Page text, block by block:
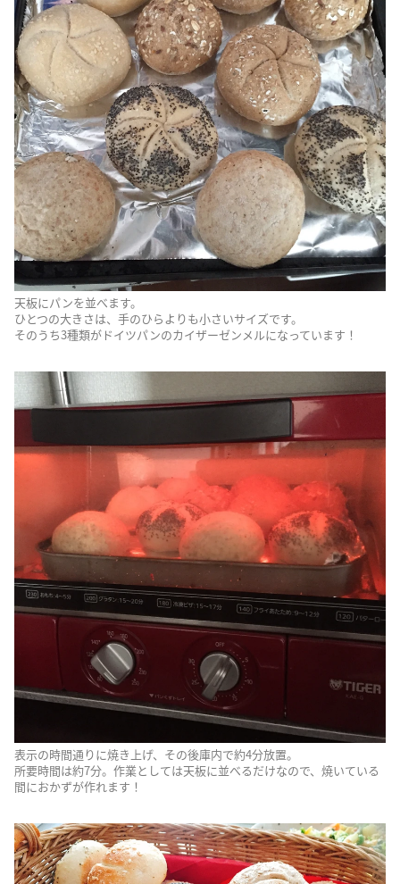
天板にパンを並べます。
ひとつの大きさは、手のひらよりも小さいサイズです。
そのうち3種類がドイツパンのカイザーゼンメルになっています！
表示の時間通りに焼き上げ、その後庫内で約4分放置。
所要時間は約7分。作業としては天板に並べるだけなので、焼いている
間におかずが作れます！